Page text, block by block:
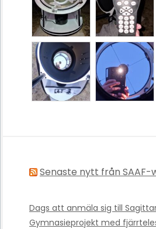
Senaste nytt från SAAF-
Dags att anmäla sig till
Gymnasieprojekt med